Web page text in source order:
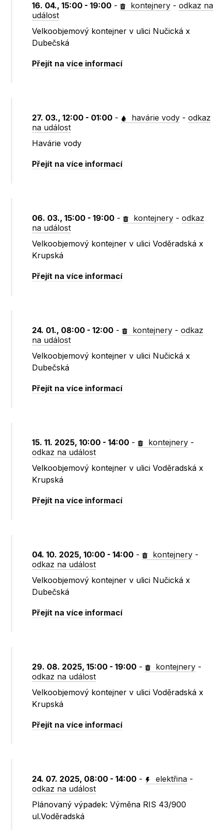
16. 04., 15:00 - 19:00 - kontejnery -odkaz na
událost
Velkoobjemový kontejner v ulici Nučická x
Dubečská
Přejít na více informací
27. 03., 12:00 - 01:00 - havárie vody -odkaz
na událost
Havárie vody
Přejít na více informací
06. 03., 15:00 - 19:00 - kontejnery -odkaz
na událost
Velkoobjemový kontejner v ulici Voděradská x
Krupská
Přejít na více informací
24. 01., 08:00 - 12:00 - kontejnery -odkaz
na událost
Velkoobjemový kontejner v ulici Nučická x
Dubečská
Přejít na více informací
15. 11. 2025, 10:00 - 14:00 - kontejnery -
odkaz na událost
Velkoobjemový kontejner v ulici Voděradská x
Krupská
Přejít na více informací
04. 10. 2025, 10:00 - 14:00 - kontejnery -
odkaz na událost
Velkoobjemový kontejner v ulici Nučická x
Dubečská
Přejít na více informací
29. 08. 2025, 15:00 - 19:00 - kontejnery -
odkaz na událost
Velkoobjemový kontejner v ulici Voděradská x
Krupská
Přejít na více informací
24. 07. 2025, 08:00 - 14:00 - elektřina -
odkaz na událost
Plánovaný výpadek: Výměna RIS 43/900
ul.Voděradská